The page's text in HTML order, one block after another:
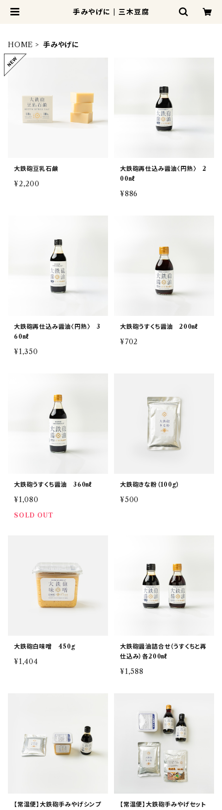
手みやげに | 三木豆腐
HOME 手みやげに
大鉄砲豆乳石鹸
¥2,200
大鉄砲再仕込み醤油〈円熟〉 2
00㎖
¥886
大鉄砲再仕込み醤油〈円熟〉 3
60㎖
¥1,350
大鉄砲うすくち醤油 200㎖
¥702
大鉄砲うすくち醤油 360㎖
¥1,080
SOLD OUT
大鉄砲きな粉（100g）
¥500
大鉄砲白味噌 450g
¥1,404
大鉄砲醤油詰合せ（うすくちと再
仕込み）各200㎖
¥1,588
【常温便】大鉄砲手みやげシンプ
【常温便】大鉄砲手みやげセット